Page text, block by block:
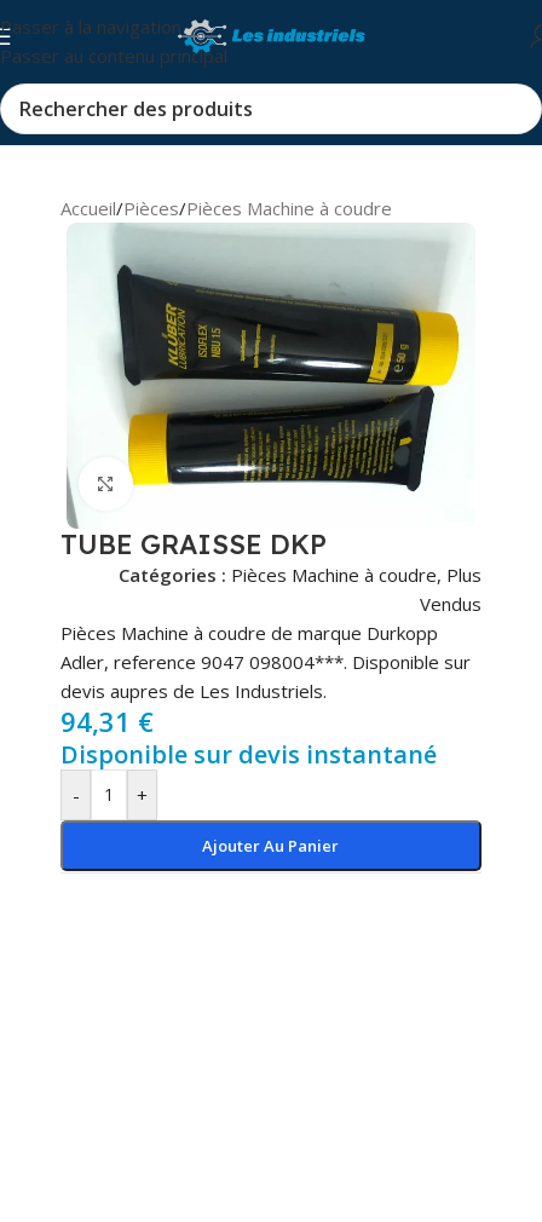
Passer à la navigation
Passer au contenu principal
Accueil/Pièces/Pièces Machine à coudre
Cliquez pour agrandir
TUBE GRAISSE DKP
Catégories : Pièces Machine à coudre, Plus
Vendus
Pièces Machine à coudre de marque Durkopp
Adler, reference 9047 098004***. Disponible sur
devis aupres de Les Industriels.
94,31 €
Disponible sur devis instantané
- +
Ajouter Au Panier